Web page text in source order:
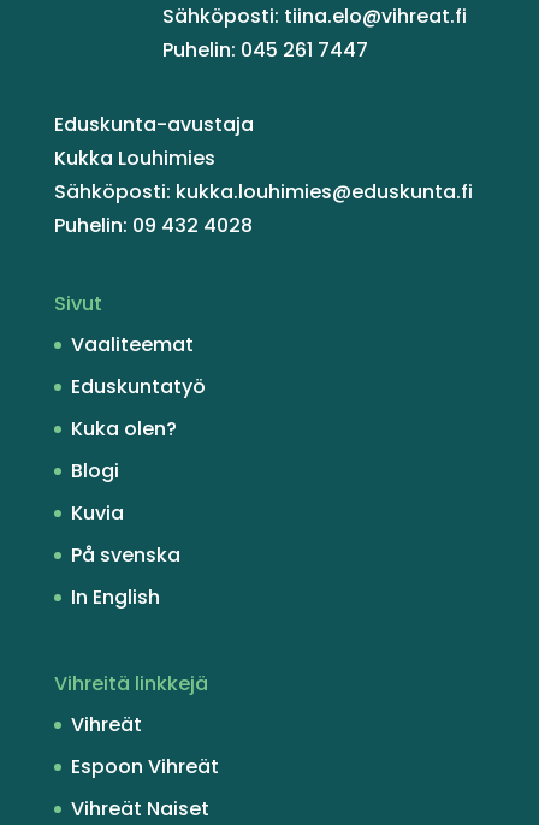
Sähköposti: tiina.elo@vihreat.fi
Puhelin: 045 261 7447
Eduskunta-avustaja
Kukka Louhimies
Sähköposti: kukka.louhimies@eduskunta.fi
Puhelin: 09 432 4028
Sivut
Vaaliteemat
Eduskuntatyö
Kuka olen?
Blogi
Kuvia
På svenska
In English
Vihreitä linkkejä
Vihreät
Espoon Vihreät
Vihreät Naiset